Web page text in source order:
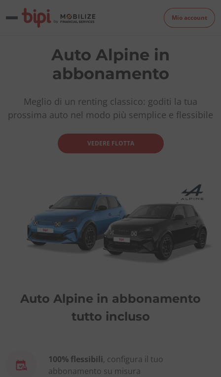
Mio account
Auto Alpine in
abbonamento
Meglio di un renting classico: goditi la tua
prossima auto nel modo più semplice e flessibile
VEDERE FLOTTA
Auto Alpine in abbonamento
tutto incluso
100% flessibili, configura il tuo
abbonamento su misura